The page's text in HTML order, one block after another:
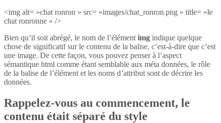
<img alt= »chat ronron » src= »images/chat_ronron.png » title= »le
chat ronronne » />
Bien qu’il soit abrégé, le nom de l’élément img indique quelque
chose de significatif sur le contenu de la balise, c’est-à-dire que c’est
une image. De cette façon, vous pouvez penser à l’aspect
sémantique html comme étant semblable aux méta données, le rôle
de la balise de l’élément et les noms d’attribut sont de décrire les
données.
Rappelez-vous au commencement, le
contenu était séparé du style